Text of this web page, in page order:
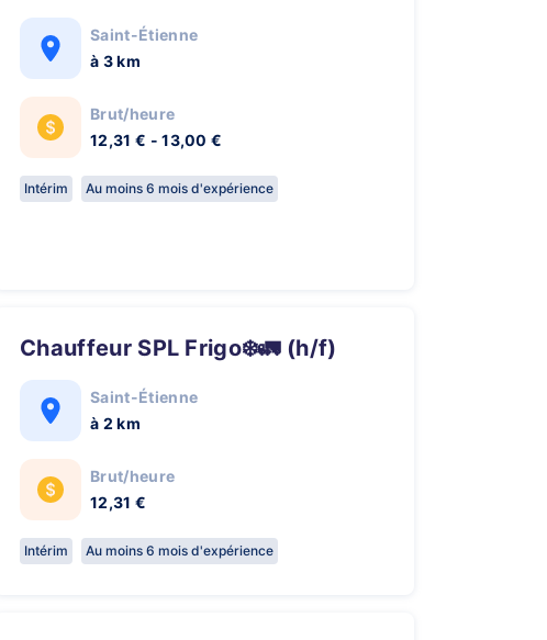
Saint-Étienne
à 3 km
Brut/heure
12,31 € - 13,00 €
Intérim Au moins 6 mois d'expérience
Chauffeur SPL Frigo❄️🚛 (h/f)
Saint-Étienne
à 2 km
Brut/heure
12,31 €
Intérim Au moins 6 mois d'expérience